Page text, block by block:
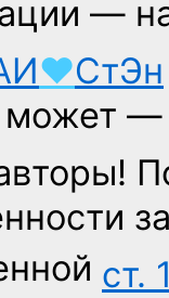
—
♥СтЭн
может
ст.